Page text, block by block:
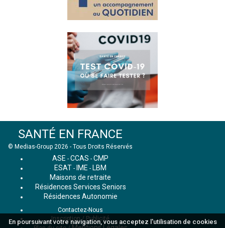
En poursuivant votre navigation, vous acceptez l'utilisation de cookies
SANTÉ EN FRANCE
© Medias-Group 2026 - Tous Droits Réservés
ASE - CCAS - CMP
ESAT - IME - LBM
Maisons de retraite
Résidences Services Seniors
Résidences Autonomie
Contactez-Nous
Inscription / Publicité